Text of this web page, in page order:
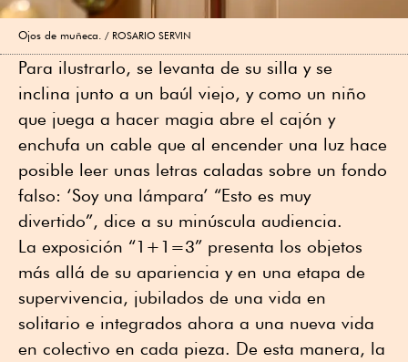
Ojos de muñeca. ROSARIO SERVIN
Para ilustrarlo, se levanta de su silla y se
inclina junto a un baúl viejo, y como un niño
que juega a hacer magia abre el cajón y
enchufa un cable que al encender una luz hace
posible leer unas letras caladas sobre un fondo
falso: ‘Soy una lámpara’ “Esto es muy
divertido”, dice a su minúscula audiencia.
La exposición “1+1=3” presenta los objetos
más allá de su apariencia y en una etapa de
supervivencia, jubilados de una vida en
solitario e integrados ahora a una nueva vida
en colectivo en cada pieza. De esta manera, la